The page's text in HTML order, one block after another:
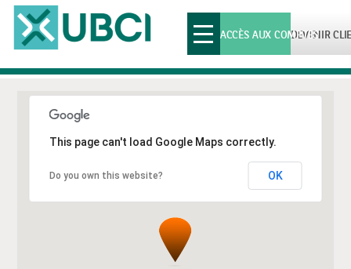
Toggle
navigationDEVENIR
ACCÈS AUX COMPTES
This page can't load Google Maps correctly.
Do you own this website? OK